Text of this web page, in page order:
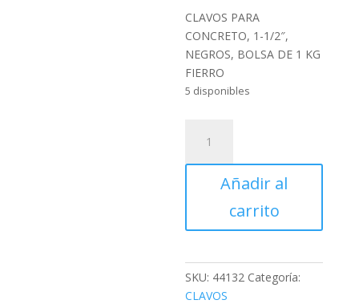
CLAVOS PARA
CONCRETO, 1-1/2″,
NEGROS, BOLSA DE 1 KG
FIERRO
5 disponibles
PARA
CONCRETO,
NEGROS,
1
KG
Añadir al
carrito
SKU: 44132 Categoría:
CLAVOS